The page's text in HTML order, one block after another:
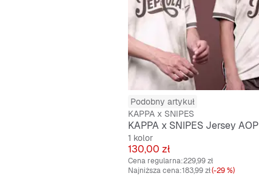
Podobny artykuł
KAPPA x SNIPES
KAPPA x SNIPES Jersey AOP
1 kolor
Cena
130,00 zł
Cena regularna:229,99 zł
Najniższa cena:183,99 zł(-29 %)